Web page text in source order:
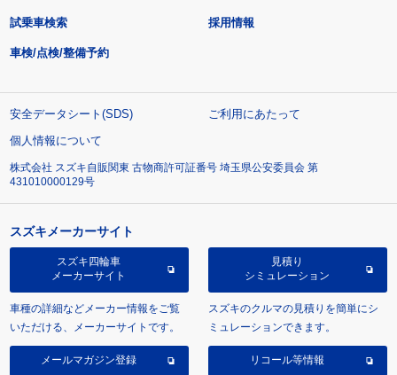
試乗車検索
車検/点検/整備予約
採用情報
安全データシート(SDS)
ご利用にあたって
個人情報について
株式会社 スズキ自販関東 古物商許可証番号 埼玉県公安委員会 第
431010000129号
スズキメーカーサイト
スズキ四輪車
メーカーサイト
車種の詳細などメーカー情報をご覧
いただける、メーカーサイトです。
見積り
シミュレーション
スズキのクルマの見積りを簡単にシ
ミュレーションできます。
メールマガジン登録 リコール等情報